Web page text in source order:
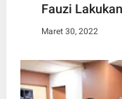
Fauzi
Maret 30, 2022